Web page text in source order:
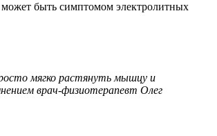
может быть симптомом электролитных
мягко растянуть мышцу и
врач-физиотерапевт Олег